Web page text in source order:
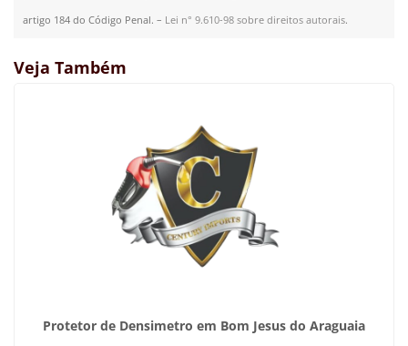
artigo 184 do Código Penal. – Lei n° 9.610-98 sobre direitos autorais.
Veja Também
Protetor de Densimetro em Bom Jesus do Araguaia